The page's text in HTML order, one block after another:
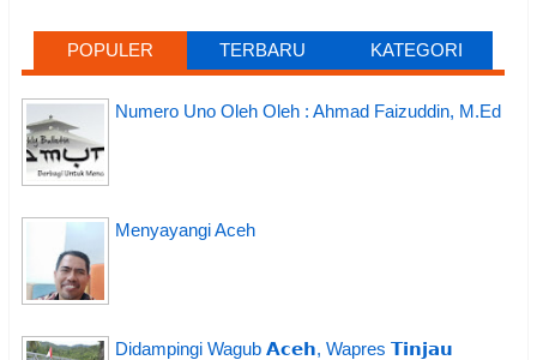
POPULER TERBARU KATEGORI
Numero Uno Oleh Oleh : Ahmad Faizuddin, M.Ed
Menyayangi Aceh
Didampingi Wagub 𝗔𝗰𝗲𝗵, Wapres 𝗧𝗶𝗻𝗷𝗮𝘂